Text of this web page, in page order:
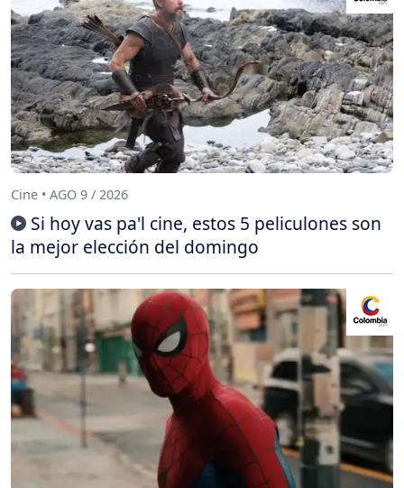
Cine • AGO 9 / 2026
Si hoy vas pa'l cine, estos 5 peliculones son
la mejor elección del domingo